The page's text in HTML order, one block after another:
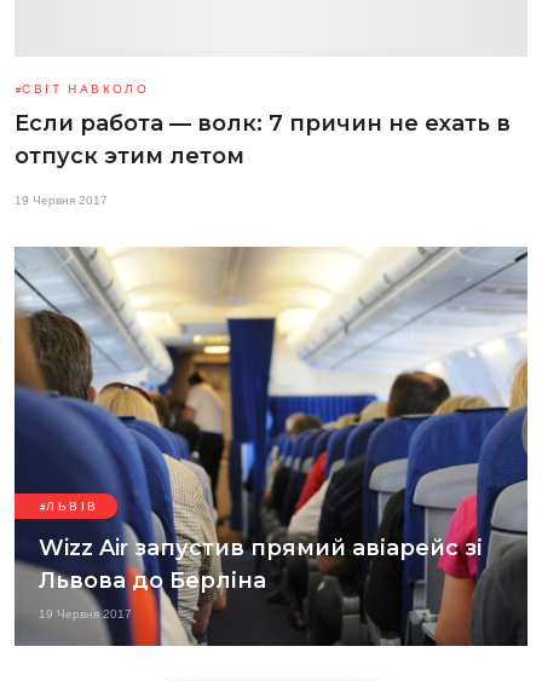
СВІТ НАВКОЛО
Если работа — волк: 7 причин не ехать в
отпуск этим летом
19 Червня 2017
ЛЬВІВ
Wizz Air запустив прямий авіарейс зі
Львова до Берліна
19 Червня 2017